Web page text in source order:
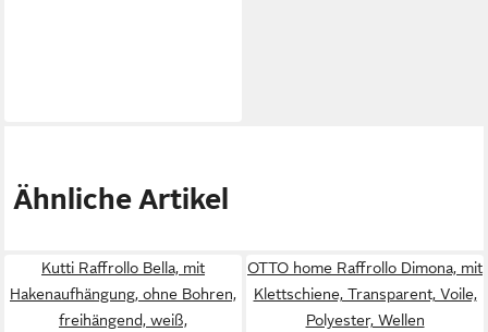
Ähnliche Artikel
Kutti Raffrollo Bella, mit
Hakenaufhängung, ohne Bohren,
freihängend, weiß,
OTTO home Raffrollo Dimona, mit
Klettschiene, Transparent, Voile,
Polyester, Wellen